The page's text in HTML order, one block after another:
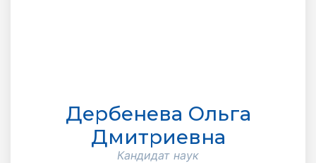
Дербенева Ольга
Дмитриевна
Кандидат наук